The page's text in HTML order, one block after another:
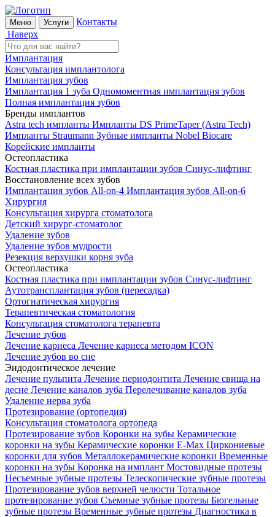
Меню Услуги
Контакты
Наверх
Имплантация
Консультация имплантолога
Имплантация зубов
Имплантация 1 зуба Одномоментная имплантация зубов
Полная имплантация зубов
Бренды имплантов
Astra tech импланты Импланты DS PrimeTaper (Astra Tech)
Импланты Straumann Зубные импланты Nobel Biocare
Корейские импланты
Остеопластика
Костная пластика при имплантации зубов Синус-лифтинг
Восстановление всех зубов
Имплантация зубов All-on-4 Имплантация зубов All-on-6
Хирургия
Консультация хирурга стоматолога
Детский хирург-стоматолог
Удаление зубов
Удаление зубов мудрости
Резекция верхушки корня зуба
Остеопластика
Костная пластика при имплантации зубов Синус-лифтинг
Аутотрансплантация зубов (пересадка)
Ортогнатическая хирургия
Терапевтическая стоматология
Консультация стоматолога терапевта
Лечение зубов
Лечение кариеса Лечение кариеса методом ICON
Лечение зубов во сне
Эндодонтическое лечение
Лечение пульпита Лечение периодонтита Лечение свища на
десне Лечение каналов зуба Перелечивание каналов зуба
Удаление нерва зуба
Протезирование (ортопедия)
Консультация стоматолога ортопеда
Протезирование зубов Коронки на зубы Керамические
коронки на зубы Керамические коронки E-Max Циркониевые
коронки для зубов Металлокерамические коронки Временные
коронки на зубы Коронка на имплант Мостовидные протезы
Несъемные зубные протезы Телескопические зубные протезы
Протезирование зубов верхней челюсти Тотальное
протезирование зубов Съемные зубные протезы Бюгельные
зубные протезы Временные зубные протезы Диагностика в